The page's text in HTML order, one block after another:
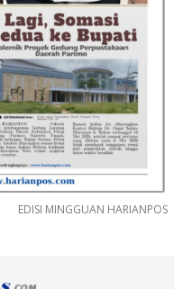
EDISI MINGGUAN HARIANPOS